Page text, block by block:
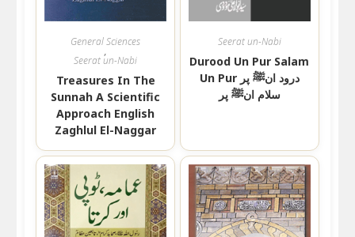
General Sciences
,
Seerat un-Nabi
Treasures In The
Sunnah A Scientific
Approach English
Zaghlul El-Naggar
Seerat un-Nabi
Durood Un Pur Salam
Un Pur درود انﷺ پر
سلام انﷺ پر